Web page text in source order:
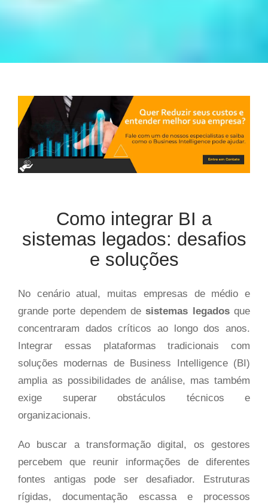
Como integrar BI a
sistemas legados: desafios
e soluções
No cenário atual, muitas empresas de médio e
grande porte dependem de sistemas legadosque
concentraram dados críticos ao longo dos anos.
Integrar essas plataformas tradicionais com
soluções modernas de Business Intelligence (BI)
amplia as possibilidades de análise, mas também
exige superar obstáculos técnicos e
organizacionais.
Ao buscar a transformação digital, os gestores
percebem que reunir informações de diferentes
fontes antigas pode ser desafiador. Estruturas
rígidas, documentação escassa e processos